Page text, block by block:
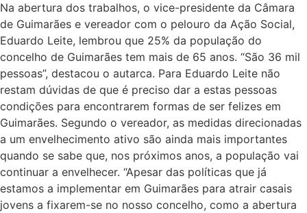
Na abertura dos trabalhos, o vice-presidente da Câmara
de Guimarães e vereador com o pelouro da Ação Social,
Eduardo Leite, lembrou que 25% da população do
concelho de Guimarães tem mais de 65 anos. “São 36 mil
pessoas”, destacou o autarca. Para Eduardo Leite não
restam dúvidas de que é preciso dar a estas pessoas
condições para encontrarem formas de ser felizes em
Guimarães. Segundo o vereador, as medidas direcionadas
a um envelhecimento ativo são ainda mais importantes
quando se sabe que, nos próximos anos, a população vai
continuar a envelhecer. “Apesar das políticas que já
estamos a implementar em Guimarães para atrair casais
jovens a fixarem-se no nosso concelho, como a abertura